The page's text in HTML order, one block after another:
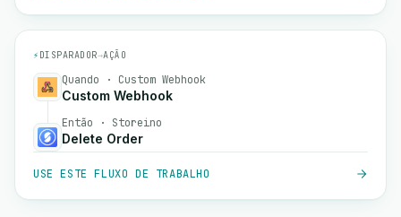
⚡ DISPARADOR→AÇÃO
Quando · Custom Webhook
Custom Webhook
Então · Storeino
Delete Order
USE ESTE FLUXO DE TRABALHO